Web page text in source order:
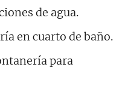
de agua.
en cuarto de baño.
para